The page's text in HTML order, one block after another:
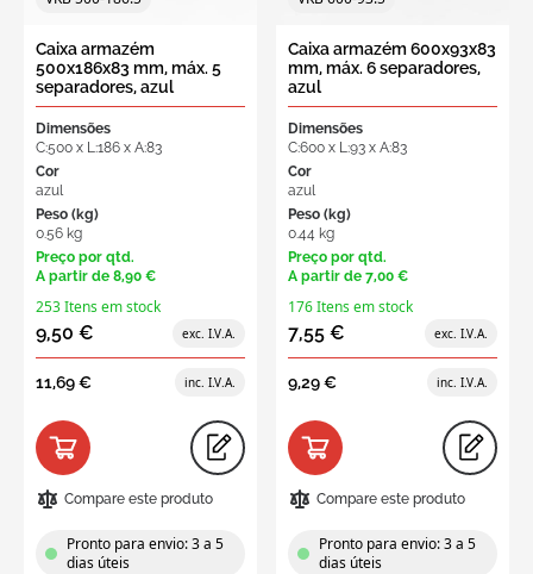
Caixa armazém
500x186x83 mm, máx. 5
separadores, azul
Dimensões
C:500 x L:186 x A:83
Cor
azul
Peso (kg)
0.56 kg
Preço por qtd.
A partir de 8,90 €
253 Itens em stock
9,50 €
11,69 €
Compare este produto
Pronto para envio: 3 a 5
dias úteis
Caixa armazém 600x93x83
mm, máx. 6 separadores,
azul
Dimensões
C:600 x L:93 x A:83
Cor
azul
Peso (kg)
0.44 kg
Preço por qtd.
A partir de 7,00 €
176 Itens em stock
7,55 €
9,29 €
Compare este produto
Pronto para envio: 3 a 5
dias úteis